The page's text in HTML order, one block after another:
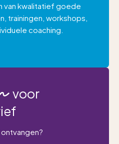
van kwalitatief goede
trainingen, workshops,
coaching.
voor